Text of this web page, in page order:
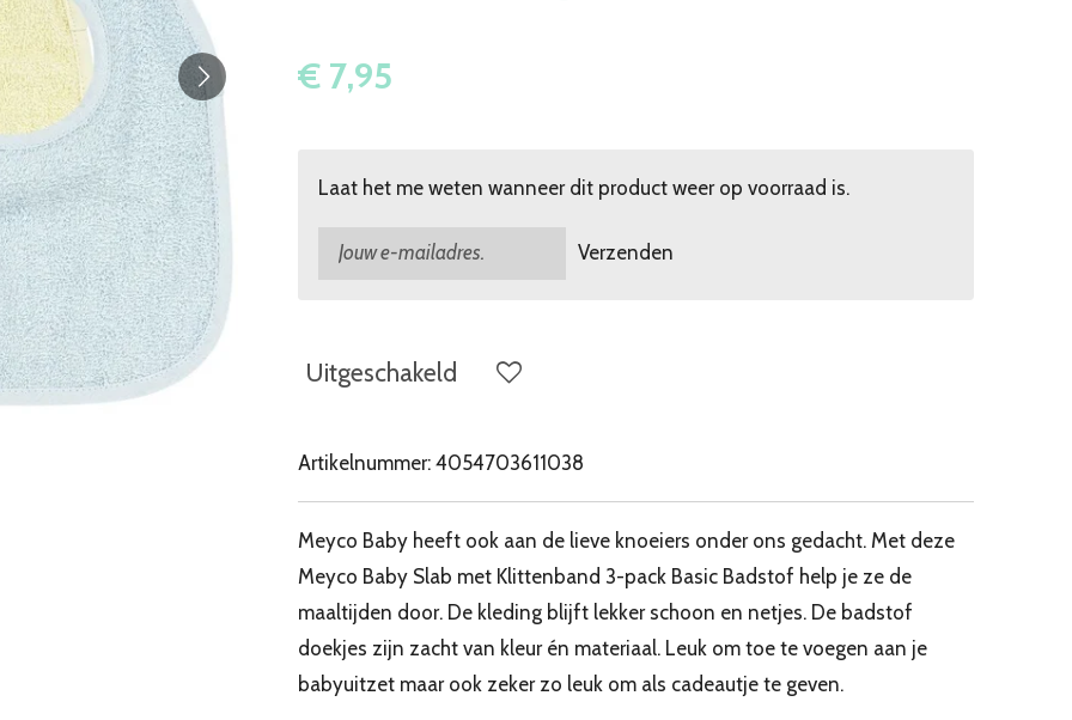
€ 7,95
Laat het me weten wanneer dit product weer op voorraad is.
Verzenden
Uitgeschakeld
Artikelnummer: 4054703611038
Meyco Baby heeft ook aan de lieve knoeiers onder ons gedacht. Met deze
Meyco Baby Slab met Klittenband 3-pack Basic Badstof help je ze de
maaltijden door. De kleding blijft lekker schoon en netjes. De badstof
doekjes zijn zacht van kleur én materiaal. Leuk om toe te voegen aan je
babyuitzet maar ook zeker zo leuk om als cadeautje te geven.